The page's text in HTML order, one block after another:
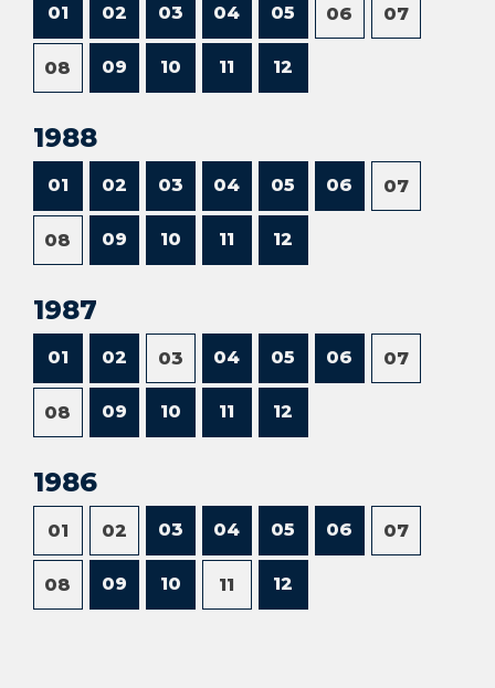
01 02 03 04 05 06 07
08 09 10 11 12
1988
01 02 03 04 05 06 07
08 09 10 11 12
1987
01 02 03 04 05 06 07
08 09 10 11 12
1986
01 02 03 04 05 06 07
08 09 10 11 12